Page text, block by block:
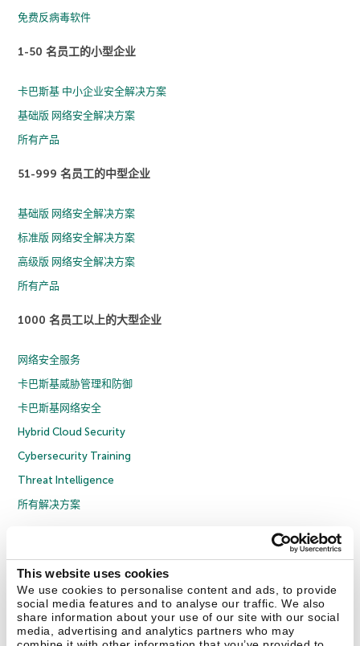
This website uses cookies
We use cookies to personalise content and ads, to provide
social media features and to analyse our traffic. We also
share information about your use of our site with our social
media, advertising and analytics partners who may
免费反病毒软件
1-50 名员工的小型企业
卡巴斯基 中小企业安全解决方案
基础版 网络安全解决方案
所有产品
51-999 名员工的中型企业
基础版 网络安全解决方案
标准版 网络安全解决方案
高级版 网络安全解决方案
所有产品
1000 名员工以上的大型企业
网络安全服务
卡巴斯基威胁管理和防御
卡巴斯基网络安全
Hybrid Cloud Security
Cybersecurity Training
Threat Intelligence
所有解决方案
隐私策略
京ICP备12053225号
京公网安备 11010102001169号
联系我们 关于我们 合作伙伴 Blog 资源中心 新闻稿